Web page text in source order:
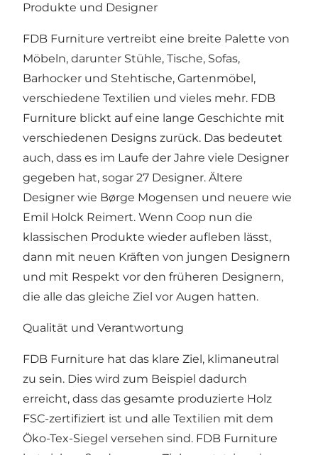
Produkte und Designer
FDB Furniture vertreibt eine breite Palette von
Möbeln, darunter Stühle, Tische, Sofas,
Barhocker und Stehtische, Gartenmöbel,
verschiedene Textilien und vieles mehr. FDB
Furniture blickt auf eine lange Geschichte mit
verschiedenen Designs zurück. Das bedeutet
auch, dass es im Laufe der Jahre viele Designer
gegeben hat, sogar 27 Designer. Ältere
Designer wie Børge Mogensen und neuere wie
Emil Holck Reimert. Wenn Coop nun die
klassischen Produkte wieder aufleben lässt,
dann mit neuen Kräften von jungen Designern
und mit Respekt vor den früheren Designern,
die alle das gleiche Ziel vor Augen hatten.
Qualität und Verantwortung
FDB Furniture hat das klare Ziel, klimaneutral
zu sein. Dies wird zum Beispiel dadurch
erreicht, dass das gesamte produzierte Holz
FSC-zertifiziert ist und alle Textilien mit dem
Öko-Tex-Siegel versehen sind. FDB Furniture